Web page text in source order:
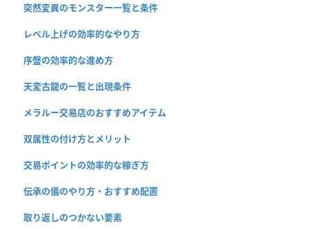
突然変異のモンスター一覧と条件
レベル上げの効率的なやり方
序盤の効率的な進め方
天変古龍の一覧と出現条件
メラルー交易店のおすすめアイテム
双属性の付け方とメリット
交易ポイントの効率的な稼ぎ方
伝承の儀のやり方・おすすめ配置
取り返しのつかない要素